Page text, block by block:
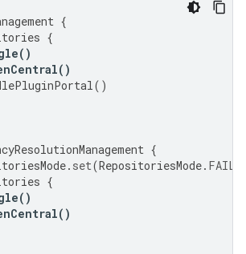
{
{
()
()
()
{
. set(RepositoriesMode.
{
()
()